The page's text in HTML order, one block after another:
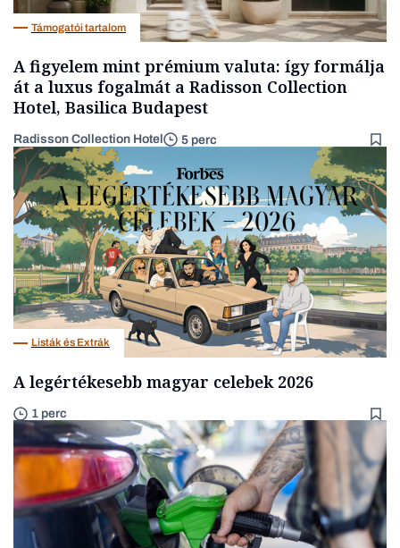
Támogatói tartalom
A figyelem mint prémium valuta: így formálja
át a luxus fogalmát a Radisson Collection
Hotel, Basilica Budapest
Radisson Collection Hotel 5 perc
Listák és Extrák
A legértékesebb magyar celebek 2026
1 perc